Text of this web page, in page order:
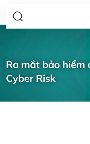
Ra mắt bảo hiểm
Cyber Risk